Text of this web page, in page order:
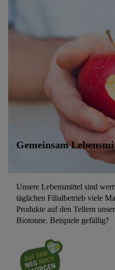
Gemeinsam
Unsere Lebensmittel sind
täglichen Filialbetrieb viele
Produkte auf den Tellern
Biotonne. Beispiele gefällig?